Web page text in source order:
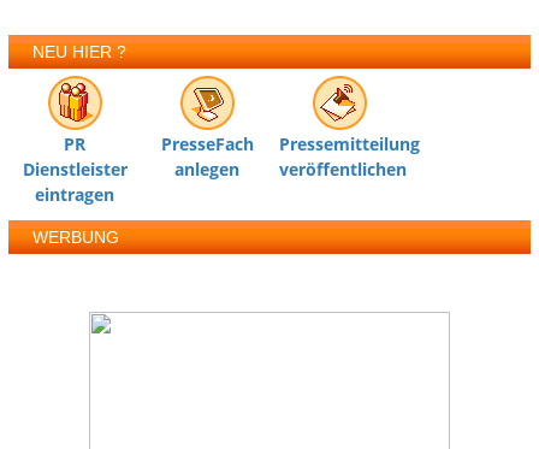
NEU HIER ?
PR
Dienstleister
eintragen
PresseFach
anlegen
Pressemitteilung
veröffentlichen
WERBUNG